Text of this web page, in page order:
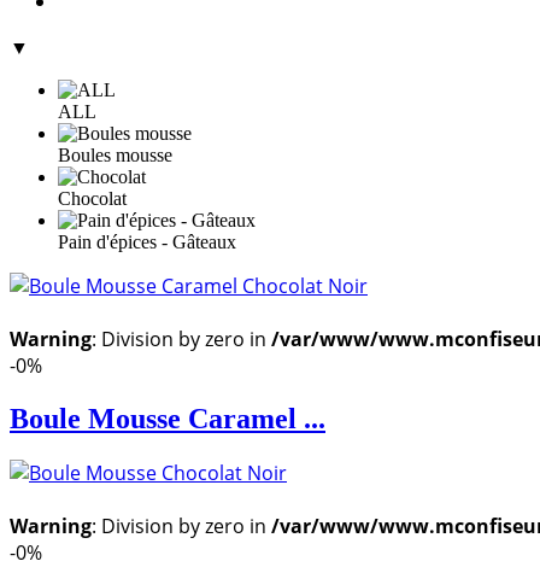
▼
ALL
Boules mousse
Chocolat
Pain d'épices - Gâteaux
Warning: Division by zero in /var/www/
-0%
Boule Mousse Caramel ...
Warning: Division by zero in /var/www/
-0%